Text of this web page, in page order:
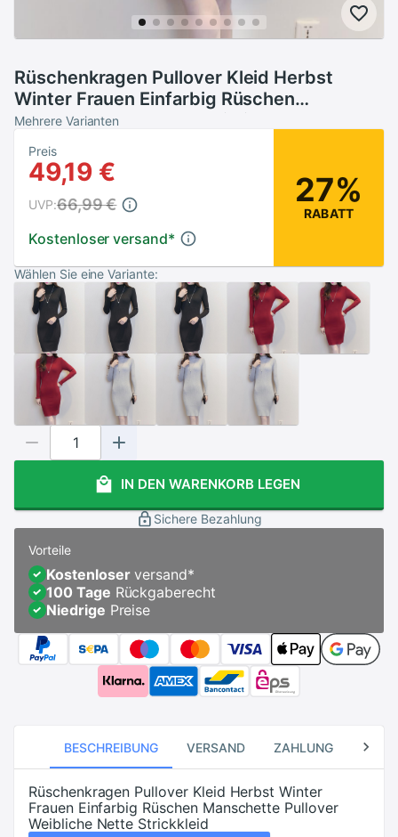
Rüschenkragen Pullover Kleid Herbst
Winter Frauen Einfarbig Rüschen
Manschette Pullover Weibliche Nette
Strickkleid
Mehrere Varianten
Preis
49,19 €
Kostenloser versand*
UVP:66,99 € 27%
RABATT
Wählen Sie eine Variante:
IN DEN WARENKORB LEGEN
Sichere Bezahlung
Vorteile
Kostenloserversand*
100 Tage Rückgaberecht
Niedrige Preise
BESCHREIBUNG VERSAND ZAHLUNG
Rüschenkragen Pullover Kleid Herbst Winter
Frauen Einfarbig Rüschen Manschette Pullover
Weibliche Nette Strickkleid